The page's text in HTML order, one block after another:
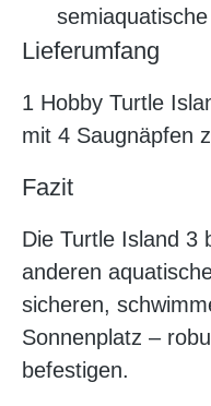
Lieferumfang
1 Hobby Turtle
mit 4 Saugnäpfen
Fazit
Die Turtle Island 3
anderen
sicheren,
Sonnenplatz –
befestigen.